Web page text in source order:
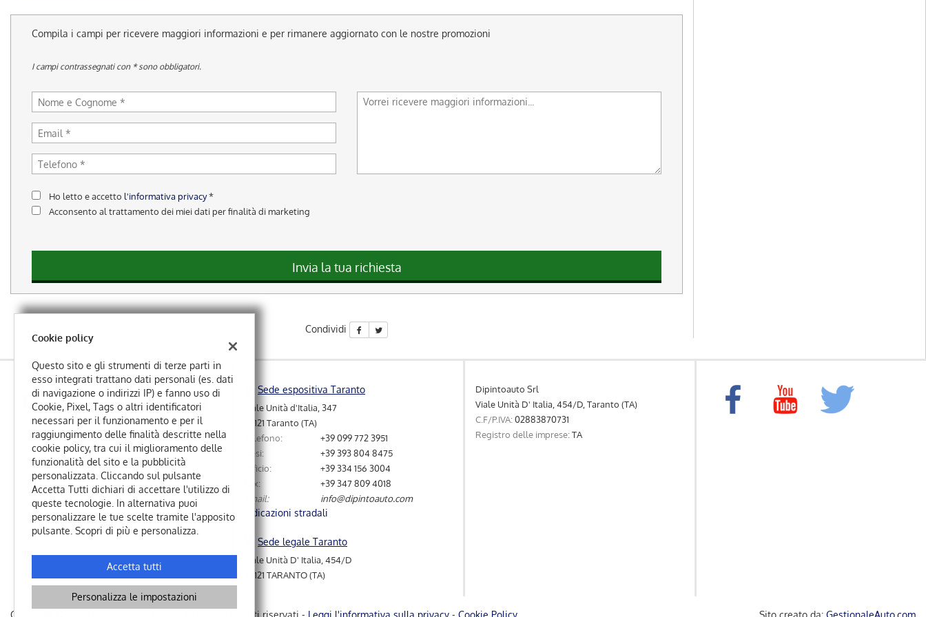
Compila i campi per ricevere maggiori informazioni e per rimanere aggiornato con le nostre promozioni
I campi contrassegnati con * sono obbligatori.
Ho letto e accetto l'informativa privacy*
Acconsento al trattamento dei miei dati per finalità di marketing
Invia la tua richiesta
Condividi
Sede espositiva Taranto
Viale Unità d'Italia, 347
74121 Taranto (TA)
Telefono:
+39 099 772 3951
Desi:
+39 393 804 8475
Ufficio:
+39 334 156 3004
Fax:
+39 347 809 4018
Email:
info@dipintoauto.com
Indicazioni stradali
Sede legale Taranto
Viale Unità D' Italia, 454/D
74121 TARANTO (TA)
Dipintoauto Srl
Viale Unità D' Italia, 454/D, Taranto (TA)
C.F/P.IVA:02883870731
Registro delle imprese:TA
Copyright © 2026 GestionaleAuto.com S.r.l., Tutti i diritti riservati - Leggi l'informativa sulla privacy - Cookie Policy Sito creato da: GestionaleAuto.com
Cookie policy
Questo sito e gli strumenti di terze parti in
esso integrati trattano dati personali (es. dati
di navigazione o indirizzi IP) e fanno uso di
Cookie, Pixel, Tags o altri identificatori
necessari per il funzionamento e per il
raggiungimento delle finalità descritte nella
cookie policy, tra cui il miglioramento delle
funzionalità del sito e la pubblicità
personalizzata. Cliccando sul pulsante
Accetta Tutti dichiari di accettare l'utilizzo di
queste tecnologie. In alternativa puoi
personalizzare le tue scelte tramite l'apposito
pulsante. Scopri di più e personalizza.
Accetta tutti
Personalizza le impostazioni
che
adottiamo
svolgere
attività
seguito
ottenere
sull'utilità
funzionamento
di
strumenti
tracciamento
rimanda
alla
cookie
policy.
Puoi
rivedere
modificare
scelte
qualsiasi
Leggi
la